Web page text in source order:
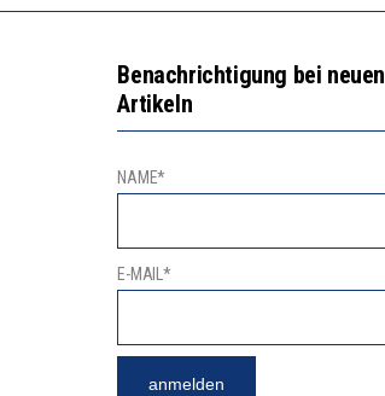
Benachrichtigung bei neuen
Artikeln
NAME*
E-MAIL*